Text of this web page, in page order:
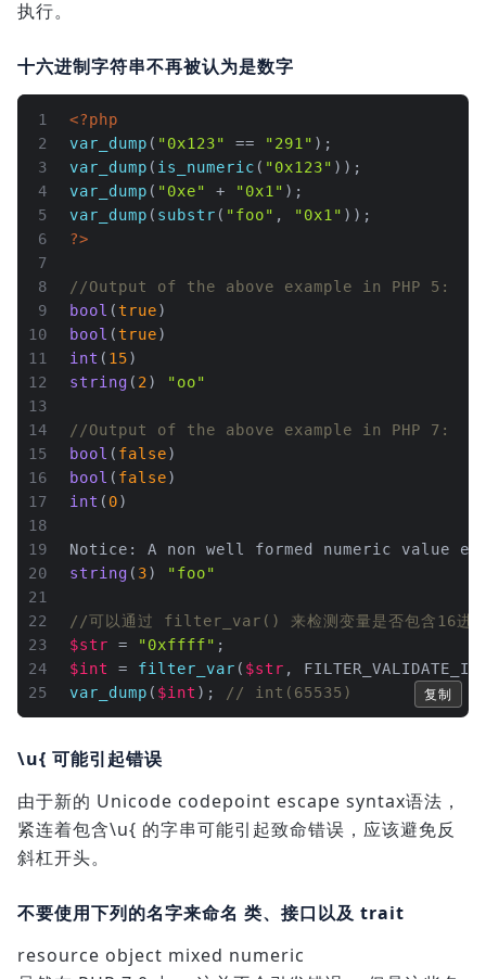
执行。
十六进制字符串不再被认为是数字
1
2
3
4
5
6
7
8
9
10
11
12
13
14
15
16
17
18
19
20
21
22
23
24
25
<?php
var_dump ( "0x123" == "291" );
var_dump ( is_numeric ( "0x123" ));
var_dump ( "0xe" + "0x1" );
var_dump ( substr ( "foo" , "0x1" ));
?>
//Output of the above example in PHP 5:
bool (true)
bool (true)
int ( 15)
string ( 2 ) "oo"
//Output of the above example in PHP 7:
bool ( false)
bool ( false)
int ( 0)
Notice: A non well formed numeric value
string ( 3) "foo"
//可以通过 filter_var() 来检测变量是否包含16进制
$str = "0xffff" ;
$int
= filter_var ( $str ,
var_dump ( $int ); // int(65535) 复制
\u{ 可能引起错误
由于新的 Unicode codepoint escape syntax语法，
紧连着包含\u{ 的字串可能引起致命错误，应该避免反
斜杠开头。
不要使用下列的名字来命名 类、接口以及 trait
resource object mixed numeric